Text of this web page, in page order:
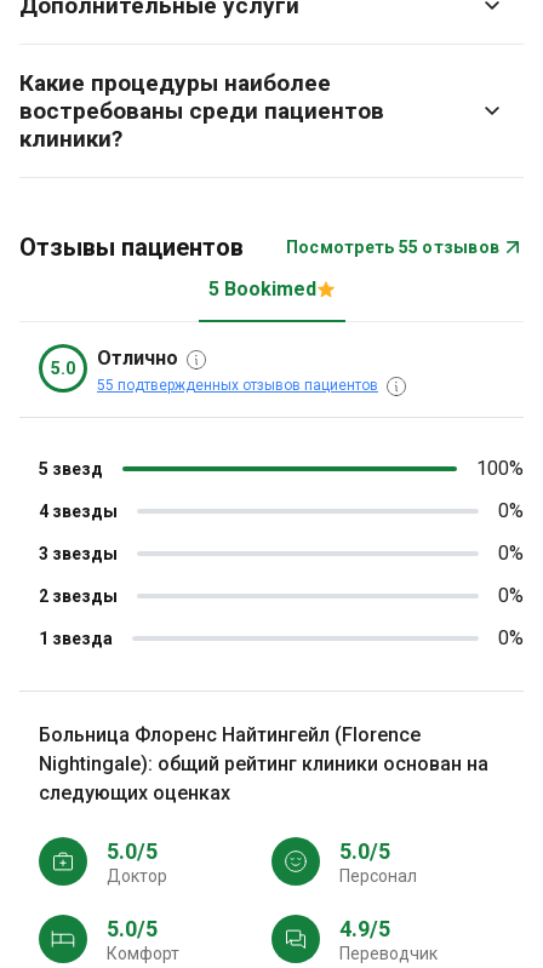
Какие процедуры наиболее
востребованы среди пациентов
клиники?
Отзывы пациентов Посмотреть 55 отзывов
5 Bookimed
5.0 Отлично
55 подтвержденных отзывов пациентов
1 звезда 0%
2 звезды 0%
3 звезды 0%
4 звезды 0%
5 звезд 100%
Больница Флоренс Найтингейл (Florence
Nightingale): общий рейтинг клиники основан на
следующих оценках
5.0/5
Доктор
5.0/5
персонал
5.0/5
Комфорт
4.9/5
Переводчик